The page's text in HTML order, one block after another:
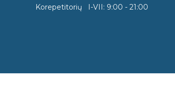
Korepetitorių I-VII: 9:00 - 21:00